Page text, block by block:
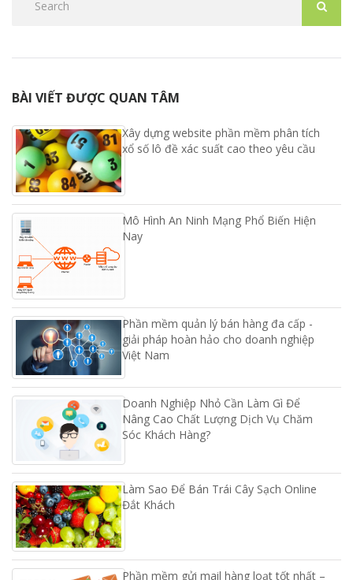
BÀI VIẾT ĐƯỢC QUAN TÂM
Xây dựng website phần mềm phân tích
xổ số lô đề xác suất cao theo yêu cầu
Mô Hình An Ninh Mạng Phổ Biến Hiện
Nay
Phần mềm quản lý bán hàng đa cấp -
giải pháp hoàn hảo cho doanh nghiệp
Việt Nam
Doanh Nghiệp Nhỏ Cần Làm Gì Để
Nâng Cao Chất Lượng Dịch Vụ Chăm
Sóc Khách Hàng?
Làm Sao Để Bán Trái Cây Sạch Online
Đắt Khách
Phần mềm gửi mail hàng loạt tốt nhất –